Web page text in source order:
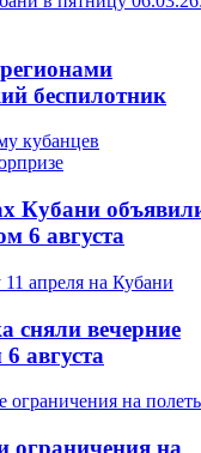
беспилотник
Кубани
6 августа
сняли вечерние
августа
ограничения на